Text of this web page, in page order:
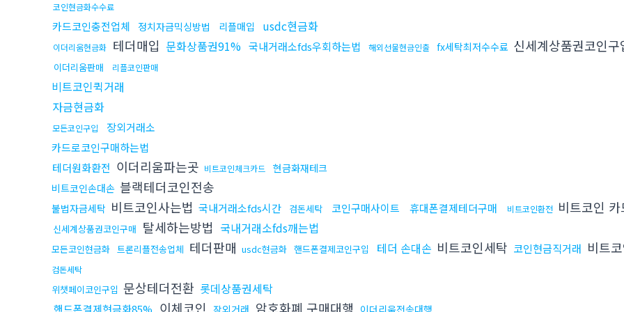
코인현금화수수료
카드코인충전업체 정치자금믹싱방법 리플매입 usdc현금화
이더리움현금화 테더매입 문화상품권91% 국내거래소fds우회하는법 해외선물현금인출 fx세탁최저수수료 신세계상품권코인구
이더리움판매 리플코인판매
비트코인퀵거래
자금현금화
모든코인구입
장외거래소
카드로코인구매하는법
테더원화환전 이더리움파는곳 비트코인체크카드
현금화재테크
비트코인손대손 블랙테더코인전송
불법자금세탁 비트코인사는법 국내거래소fds시간 검돈세탁 코인구매사이트 휴대폰결제테더구매 비트코인환전 비트코인 카
신세계상품권코인구매 탈세하는방법 국내거래소fds깨는법
모든코인현금화 트론리플전송업체 테더판매 usdc현금화 핸드폰결제코인구입 테더 손대손 비트코인세탁 코인현금직거래 비트
검돈세탁
위챗페이코인구입 문상테더전환 롯데상품권세탁
핸드폰결제현금화85% 이체코인 장외거래 암호화폐 구매대행 이더리움전송대행